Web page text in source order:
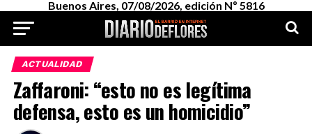
Buenos Aires, 07/08/2026, edición Nº 5816
ACTUALIDAD
Zaffaroni: “esto no es legítima
defensa, esto es un homicidio”